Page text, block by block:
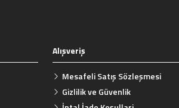
Alışveriş
Mesafeli Satış Sözleşmesi
Gizlilik ve Güvenlik